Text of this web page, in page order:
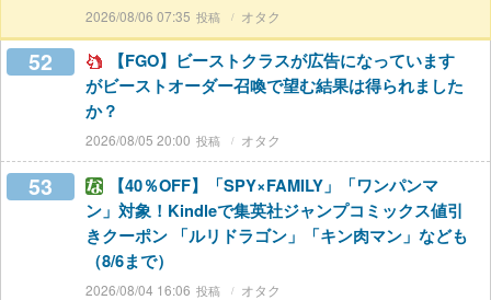
2026/08/06 07:35 オタク
52
【FGO】ビーストクラスが広告になっています
がビーストオーダー召喚で望む結果は得られました
か？
2026/08/05 20:00 オタク
53
【40％OFF】「SPY×FAMILY」「ワンパンマ
ン」対象！Kindleで集英社ジャンプコミックス値引
きクーポン 「ルリドラゴン」「キン肉マン」なども
（8/6まで）
2026/08/04 16:06 オタク